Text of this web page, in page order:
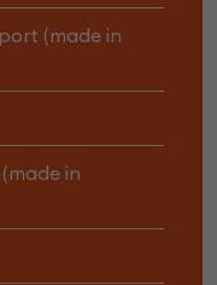
(made in
in